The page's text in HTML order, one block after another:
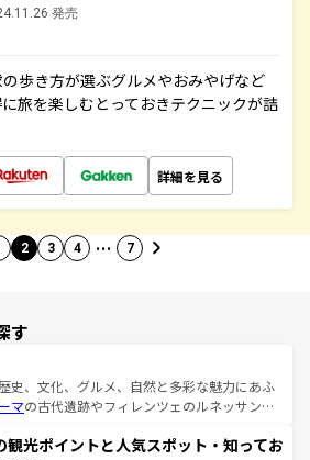
発売
歩き方が選ぶグルメやおみやげなど
旅を楽しむとっておきテクニックが詰
詳細を見る
2 3 4 … 7
す
史、文化、グルメ、自然と多彩な魅力にあふ
マの古代遺跡やフィレンツェのルネッサンス
ーナの美しい田園風景やアマルフィ海岸の絶
観光ポイントと人気スポット・知ってお